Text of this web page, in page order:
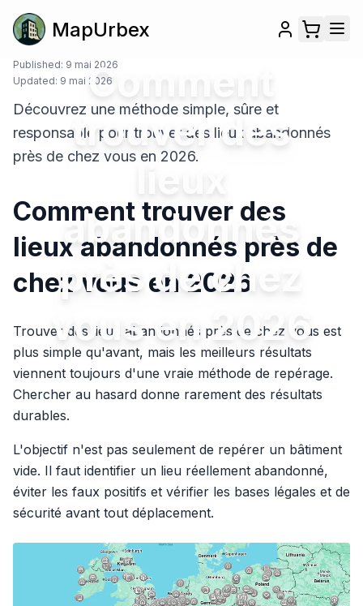
MapUrbex
Comment
trouver des
lieux
abandonnés
près de chez
vous en 2026
Published: 9 mai 2026
Updated: 9 mai 2026
Découvrez une méthode simple, sûre et
responsable pour trouver des lieux abandonnés
près de chez vous en 2026.
Comment trouver des
lieux abandonnés près de
chez vous en 2026
Trouver des lieux abandonnés près de chez vous est
plus simple qu'avant, mais les meilleurs résultats
viennent toujours d'une vraie méthode de repérage.
Chercher au hasard donne rarement des résultats
durables.
L'objectif n'est pas seulement de repérer un bâtiment
vide. Il faut identifier un lieu réellement abandonné,
éviter les faux positifs et vérifier les bases légales et de
sécurité avant tout déplacement.